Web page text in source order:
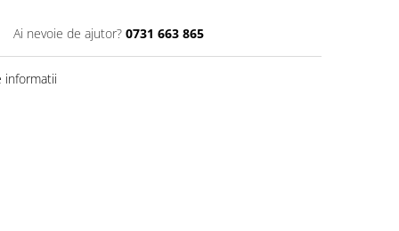
Ai nevoie de ajutor? 0731 663 865
informatii